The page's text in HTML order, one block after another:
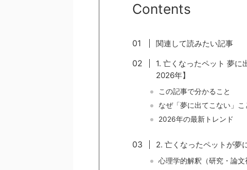
Contents
関連して読みたい記事
1. 亡くなったペット 夢
2026年】
この記事で分かること
なぜ「夢に出てこない」
2026年の最新トレンド
2. 亡くなったペットが夢
心理学的解釈（研究・論文